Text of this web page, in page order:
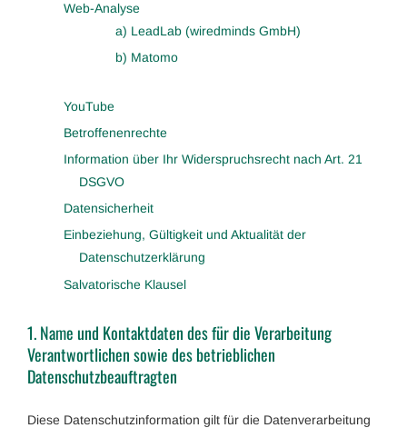
Web-Analyse
a) LeadLab (wiredminds GmbH)
b) Matomo
YouTube
Betroffenenrechte
Information über Ihr Widerspruchsrecht nach Art. 21
DSGVO
Datensicherheit
Einbeziehung, Gültigkeit und Aktualität der
Datenschutzerklärung
Salvatorische Klausel
1. Name und Kontaktdaten des für die Verarbeitung
Verantwortlichen sowie des betrieblichen
Datenschutzbeauftragten
Diese Datenschutzinformation gilt für die Datenverarbeitung